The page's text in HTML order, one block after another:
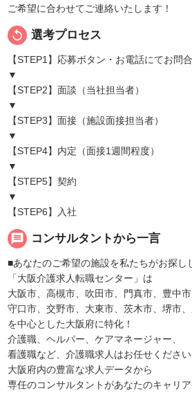
ご希望に合わせてご連絡いたします！
replay 選考プロセス
【STEP1】応募ボタン・お電話にてお問
▼
【STEP2】面談（当社担当者）
▼
【STEP3】面接（施設面接担当者）
▼
【STEP4】内定（面接1週間程度）
▼
【STEP5】契約
▼
【STEP6】入社
message コンサルタントから一言
■あなたのご希望の施設を私たちがお探し
「大阪介護求人転職センター」は
大阪市、高槻市、吹田市、門真市、豊中市
守口市、交野市、大東市、茨木市、堺市、
を中心とした大阪府に特化！
介護職、ヘルパー、ケアマネージャー、
看護職など、介護職求人はお任せください
大阪府内の豊富な求人データから
専任のコンサルタントがあなたのキャリア